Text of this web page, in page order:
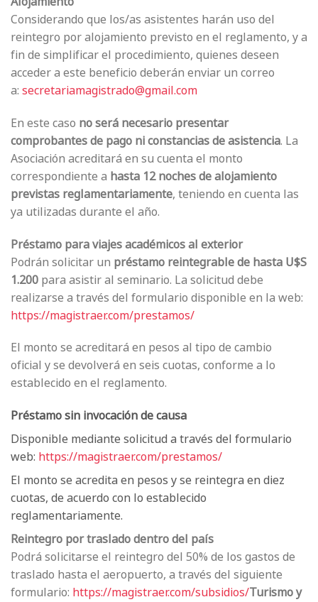
Considerando que los/as asistentes harán uso del
reintegro por alojamiento previsto en el reglamento, y a
fin de simplificar el procedimiento, quienes deseen
acceder a este beneficio deberán enviar un correo
a:secretariamagistrado@gmail.com
En este caso no será necesario presentar
comprobantes de pago ni constancias de asistencia. La
Asociación acreditará en su cuenta el monto
correspondiente a hasta 12 noches de alojamiento
previstas reglamentariamente, teniendo en cuenta las
ya utilizadas durante el año.
Préstamo para viajes académicos al exterior
Podrán solicitar un préstamo reintegrable de hasta U$S
1.200para asistir al seminario. La solicitud debe
realizarse a través del formulario disponible en la web:
https://magistraer.com/prestamos/
El monto se acreditará en pesos al tipo de cambio
oficial y se devolverá en seis cuotas, conforme a lo
establecido en el reglamento.
Préstamo sin invocación de causa
Disponible mediante solicitud a través del formulario
web: https://magistraer.com/prestamos/
El monto se acredita en pesos y se reintegra en diez
cuotas, de acuerdo con lo establecido
reglamentariamente.
Reintegro por traslado dentro del país
Podrá solicitarse el reintegro del 50% de los gastos de
traslado hasta el aeropuerto, a través del siguiente
formulario: https://magistraer.com/subsidios/Turismo y